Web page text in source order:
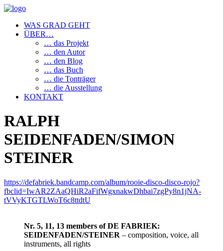
WAS GRAD GEHT
ÜBER…
… das Projekt
… den Autor
… den Blog
… das Buch
… die Tonträger
… die Ausstellung
KONTAKT
RALPH
SEIDENFADEN/SIMON
STEINER
https://defabriek.bandcamp.com/album/rooie-disco-disco-rojo?
fbclid=IwAR2ZAaQHiR2aFifWgxnakwDhbai7zgPy8n1jNA-
tVVyKTGTLWoT6c8ttdtU
Nr. 5, 11, 13 members of DE FABRIEK:
SEIDENFADEN/STEINER – composition, voice, all
instruments, all rights